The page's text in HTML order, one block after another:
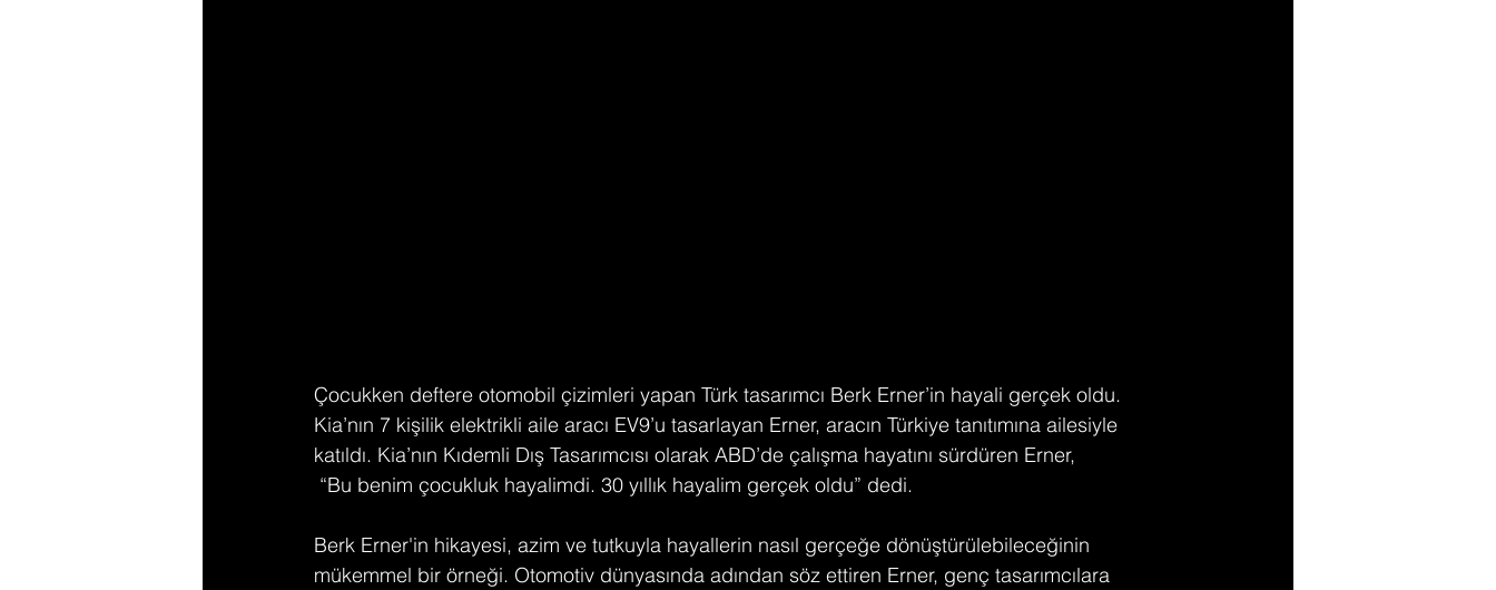
Çocukken deftere otomobil çizimleri yapan Türk tasarımcı Berk Erner’in hayali gerçek oldu.
Kia’nın 7 kişilik elektrikli aile aracı EV9’u tasarlayan Erner, aracın Türkiye tanıtımına ailesiyle
katıldı. Kia’nın Kıdemli Dış Tasarımcısı olarak ABD’de çalışma hayatını sürdüren Erner,
“Bu benim çocukluk hayalimdi. 30 yıllık hayalim gerçek oldu” dedi.
Berk Erner'in hikayesi, azim ve tutkuyla hayallerin nasıl gerçeğe dönüştürülebileceğinin
mükemmel bir örneği. Otomotiv dünyasında adından söz ettiren Erner, genç tasarımcılara